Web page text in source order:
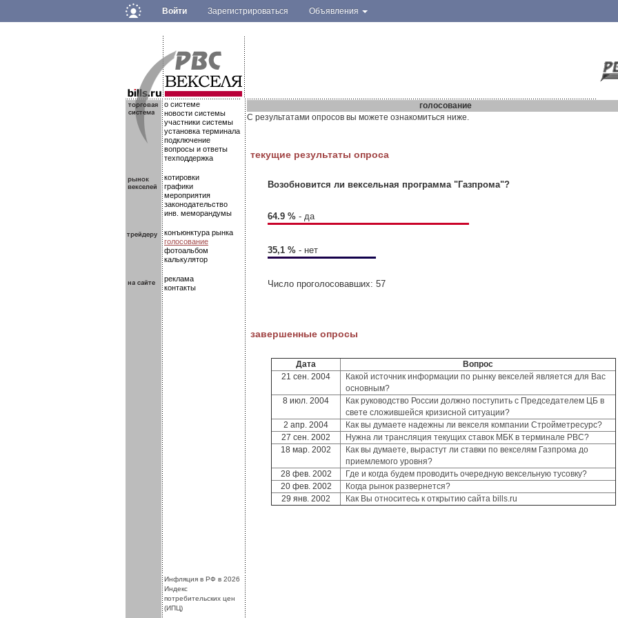
Войти Зарегистрироваться Объявления
.
.о системе
новости системы
участники системы
установка терминала
подключение
вопросы и ответы
техподдержка
котировки
графики
мероприятия
законодательство
инв. меморандумы
конъюнктура рынка
голосование
фотоальбом
калькулятор
реклама
контакты
.
голосование
С результатами опросов вы можете ознакомиться ниже.
текущие результаты опроса
Возобновится ли вексельная программа "Газпрома"?
64.9 % - да
35,1 % - нет
Число проголосовавших: 57
завершенные опросы
Дата
Вопрос
21 сен. 2004
Какой источник информации по рынку векселей является для Вас
основным?
8 июл. 2004
Как руководство России должно поступить с Председателем ЦБ в
свете сложившейся кризисной ситуации?
2 апр. 2004
Как вы думаете надежны ли векселя компании Стройметресурс?
27 сен. 2002
Нужна ли трансляция текущих ставок МБК в терминале РВС?
18 мар. 2002
Как вы думаете, вырастут ли ставки по векселям Газпрома до
приемлемого уровня?
28 фев. 2002
Где и когда будем проводить очередную вексельную тусовку?
20 фев. 2002
Когда рынок развернется?
29 янв. 2002
Как Вы относитесь к открытию сайта bills.ru
.Инфляция в РФ в 2026
Индекс
потребительских цен
(ИПЦ)
.